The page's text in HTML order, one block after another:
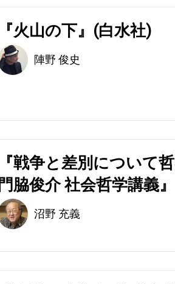
『火山の下』(白水社)
陣野 俊史
『戦争と差別について
門脇俊介 社会哲学講義
沼野 充義